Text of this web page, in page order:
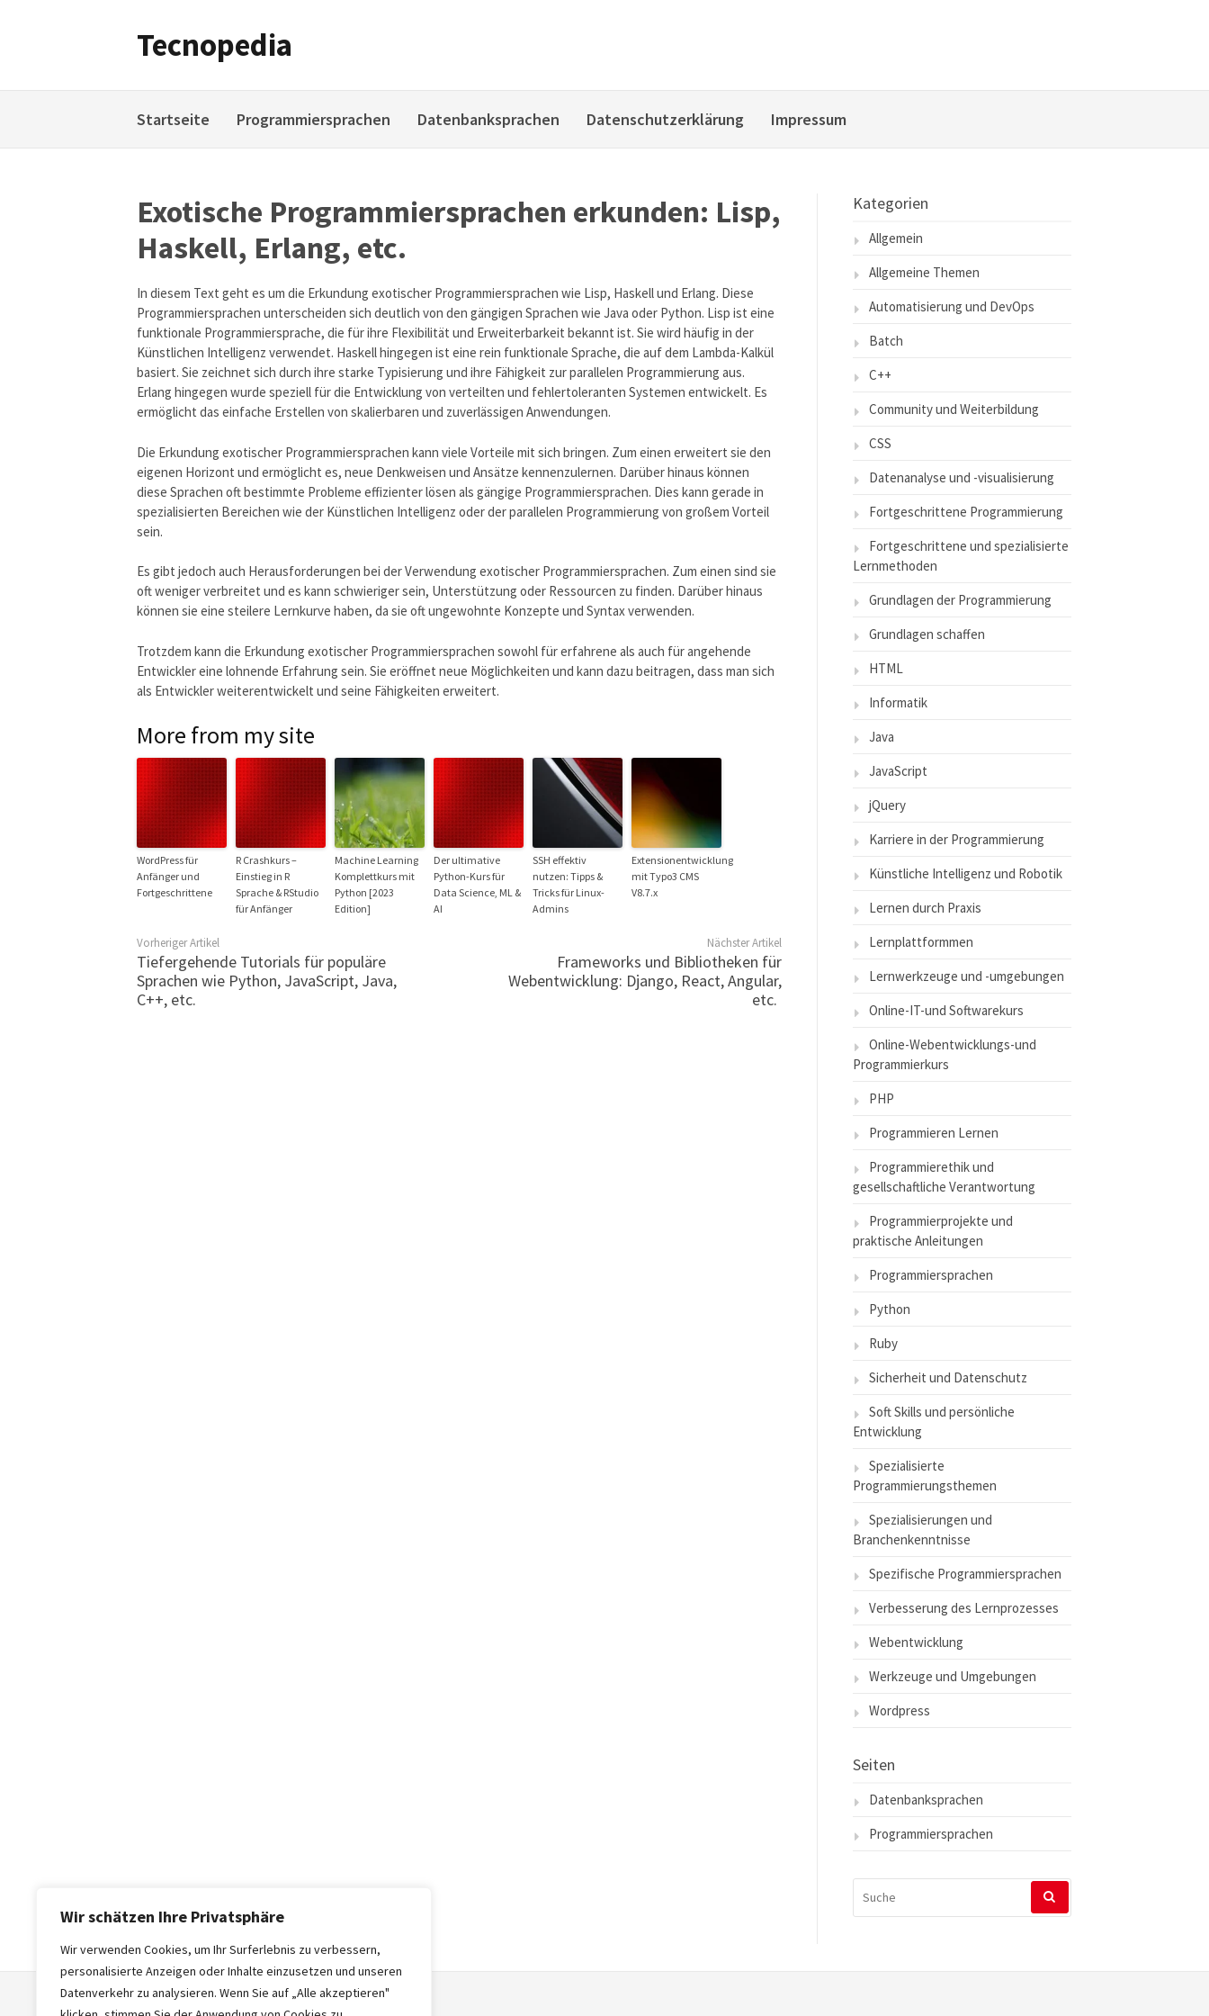
Wir schätzen Ihre Privatsphäre
Wir verwenden Cookies, um Ihr Surferlebnis zu verbessern,
personalisierte Anzeigen oder Inhalte einzusetzen und unseren
Datenverkehr zu analysieren. Wenn Sie auf „Alle akzeptieren"
Tecnopedia
Startseite Programmiersprachen Datenbanksprachen Datenschutzerklärung Impressum
Exotische Programmiersprachen erkunden: Lisp,
Haskell, Erlang, etc.
In diesem Text geht es um die Erkundung exotischer Programmiersprachen wie Lisp, Haskell und Erlang. Diese
Programmiersprachen unterscheiden sich deutlich von den gängigen Sprachen wie Java oder Python. Lisp ist eine
funktionale Programmiersprache, die für ihre Flexibilität und Erweiterbarkeit bekannt ist. Sie wird häufig in der
Künstlichen Intelligenz verwendet. Haskell hingegen ist eine rein funktionale Sprache, die auf dem Lambda-Kalkül
basiert. Sie zeichnet sich durch ihre starke Typisierung und ihre Fähigkeit zur parallelen Programmierung aus.
Erlang hingegen wurde speziell für die Entwicklung von verteilten und fehlertoleranten Systemen entwickelt. Es
ermöglicht das einfache Erstellen von skalierbaren und zuverlässigen Anwendungen.
Die Erkundung exotischer Programmiersprachen kann viele Vorteile mit sich bringen. Zum einen erweitert sie den
eigenen Horizont und ermöglicht es, neue Denkweisen und Ansätze kennenzulernen. Darüber hinaus können
diese Sprachen oft bestimmte Probleme effizienter lösen als gängige Programmiersprachen. Dies kann gerade in
spezialisierten Bereichen wie der Künstlichen Intelligenz oder der parallelen Programmierung von großem Vorteil
sein.
Es gibt jedoch auch Herausforderungen bei der Verwendung exotischer Programmiersprachen. Zum einen sind sie
oft weniger verbreitet und es kann schwieriger sein, Unterstützung oder Ressourcen zu finden. Darüber hinaus
können sie eine steilere Lernkurve haben, da sie oft ungewohnte Konzepte und Syntax verwenden.
Trotzdem kann die Erkundung exotischer Programmiersprachen sowohl für erfahrene als auch für angehende
Entwickler eine lohnende Erfahrung sein. Sie eröffnet neue Möglichkeiten und kann dazu beitragen, dass man sich
als Entwickler weiterentwickelt und seine Fähigkeiten erweitert.
More from my site
WordPress für
Anfänger und
Fortgeschrittene
R Crashkurs –
Einstieg in R
Sprache & RStudio
für Anfänger
Machine Learning
Komplettkurs mit
Python [2023
Edition]
Der ultimative
Python-Kurs für
Data Science, ML &
AI
SSH effektiv
nutzen: Tipps &
Tricks für Linux-
Admins
Extensionentwicklung
mit Typo3 CMS
V8.7.x
Vorheriger Artikel
Tiefergehende Tutorials für populäre
Sprachen wie Python, JavaScript, Java,
C++, etc.
Nächster Artikel
Frameworks und Bibliotheken für
Webentwicklung: Django, React, Angular,
etc.
Kategorien
Allgemein
Allgemeine Themen
Automatisierung und DevOps
Batch
C++
Community und Weiterbildung
CSS
Datenanalyse und -visualisierung
Fortgeschrittene Programmierung
Fortgeschrittene und spezialisierte
Lernmethoden
Grundlagen der Programmierung
Grundlagen schaffen
HTML
Informatik
Java
JavaScript
jQuery
Karriere in der Programmierung
Künstliche Intelligenz und Robotik
Lernen durch Praxis
Lernplattformmen
Lernwerkzeuge und -umgebungen
Online-IT-und Softwarekurs
Online-Webentwicklungs-und
Programmierkurs
PHP
Programmieren Lernen
Programmierethik und
gesellschaftliche Verantwortung
Programmierprojekte und
praktische Anleitungen
Programmiersprachen
Python
Ruby
Sicherheit und Datenschutz
Soft Skills und persönliche
Entwicklung
Spezialisierte
Programmierungsthemen
Spezialisierungen und
Branchenkenntnisse
Spezifische Programmiersprachen
Verbesserung des Lernprozesses
Webentwicklung
Werkzeuge und Umgebungen
Wordpress
Seiten
Datenbanksprachen
Programmiersprachen
NACH: